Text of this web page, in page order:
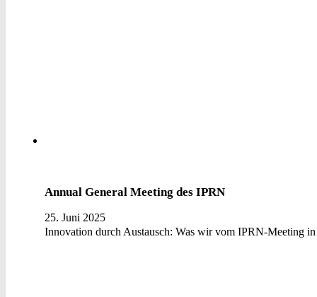
Annual General Meeting des IPRN
25. Juni 2025
Innovation durch Austausch: Was wir vom IPRN-Meeting